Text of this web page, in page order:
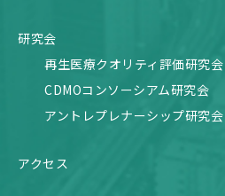
研究会
再生医療クオリティ評価研究会
CDMOコンソーシアム研究会
アントレプレナーシップ研究会
アクセス